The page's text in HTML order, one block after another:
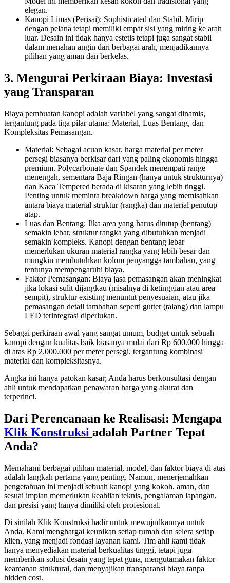
elegan.
Kanopi Limas (Perisai): Sophisticated dan Stabil. Mirip
dengan pelana tetapi memiliki empat sisi yang miring ke arah
luar. Desain ini tidak hanya estetis tetapi juga sangat stabil
dalam menahan angin dari berbagai arah, menjadikannya
pilihan yang aman dan berkelas.
3. Mengurai Perkiraan Biaya: Investasi
yang Transparan
Biaya pembuatan kanopi adalah variabel yang sangat dinamis,
tergantung pada tiga pilar utama: Material, Luas Bentang, dan
Kompleksitas Pemasangan.
Material: Sebagai acuan kasar, harga material per meter
persegi biasanya berkisar dari yang paling ekonomis hingga
premium. Polycarbonate dan Spandek menempati range
menengah, sementara Baja Ringan (hanya untuk strukturnya)
dan Kaca Tempered berada di kisaran yang lebih tinggi.
Penting untuk meminta breakdown harga yang memisahkan
antara biaya material struktur (rangka) dan material penutup
atap.
Luas dan Bentang: Jika area yang harus ditutup (bentang)
semakin lebar, struktur rangka yang dibutuhkan menjadi
semakin kompleks. Kanopi dengan bentang lebar
memerlukan ukuran material rangka yang lebih besar dan
mungkin membutuhkan kolom penyangga tambahan, yang
tentunya mempengaruhi biaya.
Faktor Pemasangan: Biaya jasa pemasangan akan meningkat
jika lokasi sulit dijangkau (misalnya di ketinggian atau area
sempit), struktur existing menuntut penyesuaian, atau jika
pemasangan detail tambahan seperti gutter (talang) dan lampu
LED terintegrasi diperlukan.
Sebagai perkiraan awal yang sangat umum, budget untuk sebuah
kanopi dengan kualitas baik biasanya mulai dari Rp 600.000 hingga
di atas Rp 2.000.000 per meter persegi, tergantung kombinasi
material dan kompleksitasnya.
Angka ini hanya patokan kasar; Anda harus berkonsultasi dengan
ahli untuk mendapatkan penawaran harga yang akurat dan
terperinci.
Dari Perencanaan ke Realisasi: Mengapa
Klik Konstruksi adalah Partner Tepat
Anda?
Memahami berbagai pilihan material, model, dan faktor biaya di atas
adalah langkah pertama yang penting. Namun, menerjemahkan
pengetahuan ini menjadi sebuah kanopi yang kokoh, aman, dan
sesuai impian memerlukan keahlian teknis, pengalaman lapangan,
dan presisi yang hanya dimiliki oleh profesional.
Di sinilah Klik Konstruksi hadir untuk mewujudkannya untuk
Anda. Kami menghargai keunikan setiap rumah dan selera setiap
klien, yang menjadi fondasi layanan kami. Tim ahli kami tidak
hanya menyediakan material berkualitas tinggi, tetapi juga
memberikan solusi desain yang tepat guna, mengutamakan faktor
keamanan struktural, dan menyajikan transparansi biaya tanpa
hidden cost.